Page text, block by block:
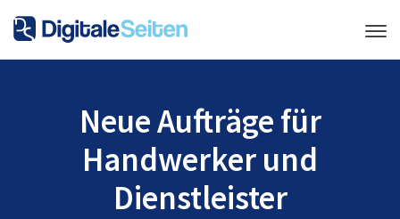
Neue Aufträge für
Handwerker und
Dienstleister